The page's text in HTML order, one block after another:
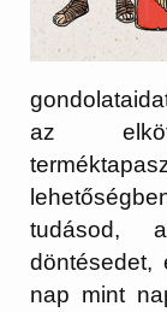
az
tudásod,
döntésedet,
nap mint